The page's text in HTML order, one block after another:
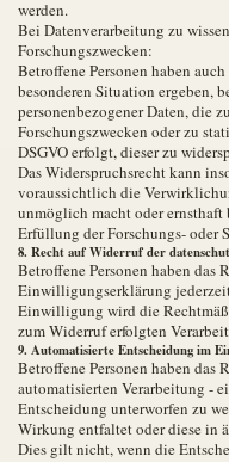
werden.
Bei Datenverarbeitung zu
Forschungszwecken:
Betroffene Personen haben
besonderen Situation ergeben,
personenbezogener Daten, die
Forschungszwecken oder zu
DSGVO erfolgt, dieser zu
Das Widerspruchsrecht kann
voraussichtlich die
unmöglich macht oder
Erfüllung der Forschungs- oder
8. Recht auf Widerruf der
Betroffene Personen haben das
Einwilligungserklärung
Einwilligung wird die
zum Widerruf erfolgten
9. Automatisierte Entscheidung im
Betroffene Personen haben
automatisierten Verarbeitung -
Entscheidung unterworfen zu
Wirkung entfaltet oder diese in
Dies gilt nicht, wenn die